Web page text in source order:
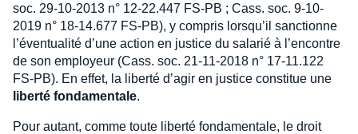
soc. 29-10-2013 n° 12-22.447 FS-PB ; Cass. soc. 9-10-
2019 n° 18-14.677 FS-PB), y compris lorsqu’il sanctionne
l’éventualité d’une action en justice du salarié à l’encontre
de son employeur (Cass. soc. 21-11-2018 n° 17-11.122
FS-PB). En effet, la liberté d’agir en justice constitue une
liberté fondamentale.
Pour autant, comme toute liberté fondamentale, le droit